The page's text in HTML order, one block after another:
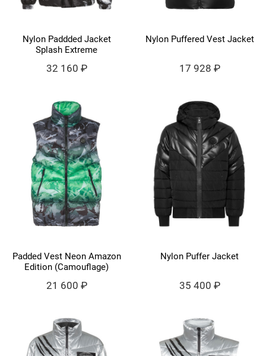
Nylon Paddded Jacket
Splash Extreme
32 160 ₽
Nylon Puffered Vest Jacket
17 928 ₽
Padded Vest Neon Amazon
Edition (Camouflage)
21 600 ₽
Nylon Puffer Jacket
35 400 ₽